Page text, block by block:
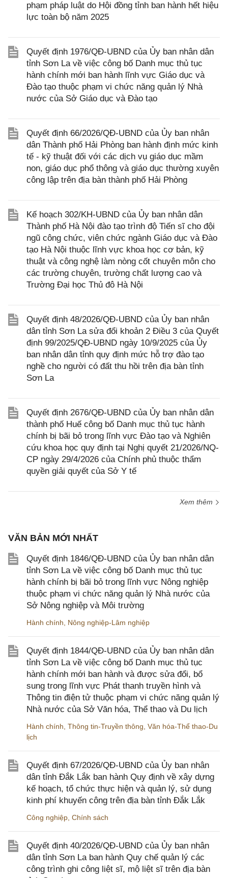
phạm pháp luật do Hội đồng tỉnh ban hành hết hiệu
lực toàn bộ năm 2025
Quyết định 1976/QĐ-UBND của Ủy ban nhân dân
tỉnh Sơn La về việc công bố Danh mục thủ tục
hành chính mới ban hành lĩnh vực Giáo dục và
Đào tạo thuộc phạm vi chức năng quản lý Nhà
nước của Sở Giáo dục và Đào tạo
Quyết định 66/2026/QĐ-UBND của Ủy ban nhân
dân Thành phố Hải Phòng ban hành định mức kinh
tế - kỹ thuật đối với các dịch vụ giáo dục mầm
non, giáo dục phổ thông và giáo dục thường xuyên
công lập trên địa bàn thành phố Hải Phòng
Kế hoạch 302/KH-UBND của Ủy ban nhân dân
Thành phố Hà Nội đào tạo trình độ Tiến sĩ cho đội
ngũ công chức, viên chức ngành Giáo dục và Đào
tạo Hà Nội thuộc lĩnh vực khoa học cơ bản, kỹ
thuật và công nghệ làm nòng cốt chuyên môn cho
các trường chuyên, trường chất lượng cao và
Trường Đại học Thủ đô Hà Nội
Quyết định 48/2026/QĐ-UBND của Ủy ban nhân
dân tỉnh Sơn La sửa đổi khoản 2 Điều 3 của Quyết
định 99/2025/QĐ-UBND ngày 10/9/2025 của Ủy
ban nhân dân tỉnh quy định mức hỗ trợ đào tạo
nghề cho người có đất thu hồi trên địa bàn tỉnh
Sơn La
Quyết định 2676/QĐ-UBND của Ủy ban nhân dân
thành phố Huế công bố Danh mục thủ tục hành
chính bị bãi bỏ trong lĩnh vực Đào tạo và Nghiên
cứu khoa học quy định tại Nghị quyết 21/2026/NQ-
CP ngày 29/4/2026 của Chính phủ thuộc thẩm
quyền giải quyết của Sở Y tế
Xem thêm
VĂN BẢN MỚI NHẤT
Quyết định 1846/QĐ-UBND của Ủy ban nhân dân
tỉnh Sơn La về việc công bố Danh mục thủ tục
hành chính bị bãi bỏ trong lĩnh vực Nông nghiệp
thuộc phạm vi chức năng quản lý Nhà nước của
Sở Nông nghiệp và Môi trường
Hành chính Nông nghiệp-Lâm nghiệp
Quyết định 1844/QĐ-UBND của Ủy ban nhân dân
tỉnh Sơn La về việc công bố Danh mục thủ tục
hành chính mới ban hành và được sửa đổi, bổ
sung trong lĩnh vực Phát thanh truyền hình và
Thông tin điện tử thuộc phạm vi chức năng quản lý
Nhà nước của Sở Văn hóa, Thể thao và Du lịch
Hành chính Thông tin-Truyền thông Văn hóa-Thể thao-Du
lịch
Quyết định 67/2026/QĐ-UBND của Ủy ban nhân
dân tỉnh Đắk Lắk ban hành Quy định về xây dựng
kế hoạch, tổ chức thực hiện và quản lý, sử dụng
kinh phí khuyến công trên địa bàn tỉnh Đắk Lắk
Công nghiệp Chính sách
Quyết định 40/2026/QĐ-UBND của Ủy ban nhân
dân tỉnh Sơn La ban hành Quy chế quản lý các
công trình ghi công liệt sĩ, mộ liệt sĩ trên địa bàn